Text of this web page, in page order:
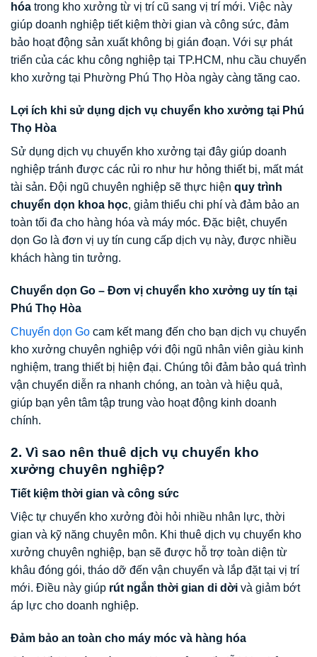
hóa trong kho xưởng từ vị trí cũ sang vị trí mới. Việc này
giúp doanh nghiệp tiết kiệm thời gian và công sức, đảm
bảo hoạt động sản xuất không bị gián đoạn. Với sự phát
triển của các khu công nghiệp tại TP.HCM, nhu cầu chuyển
kho xưởng tại Phường Phú Thọ Hòa ngày càng tăng cao.
Lợi ích khi sử dụng dịch vụ chuyển kho xưởng tại Phú
Thọ Hòa
Sử dụng dịch vụ chuyển kho xưởng tại đây giúp doanh
nghiệp tránh được các rủi ro như hư hỏng thiết bị, mất mát
tài sản. Đội ngũ chuyên nghiệp sẽ thực hiện quy trình
chuyển dọn khoa học, giảm thiểu chi phí và đảm bảo an
toàn tối đa cho hàng hóa và máy móc. Đặc biệt, chuyển
dọn Go là đơn vị uy tín cung cấp dịch vụ này, được nhiều
khách hàng tin tưởng.
Chuyển dọn Go – Đơn vị chuyển kho xưởng uy tín tại
Phú Thọ Hòa
Chuyển dọn Go cam kết mang đến cho bạn dịch vụ chuyển
kho xưởng chuyên nghiệp với đội ngũ nhân viên giàu kinh
nghiệm, trang thiết bị hiện đại. Chúng tôi đảm bảo quá trình
vận chuyển diễn ra nhanh chóng, an toàn và hiệu quả,
giúp bạn yên tâm tập trung vào hoạt động kinh doanh
chính.
2. Vì sao nên thuê dịch vụ chuyển kho
xưởng chuyên nghiệp?
Tiết kiệm thời gian và công sức
Việc tự chuyển kho xưởng đòi hỏi nhiều nhân lực, thời
gian và kỹ năng chuyên môn. Khi thuê dịch vụ chuyển kho
xưởng chuyên nghiệp, bạn sẽ được hỗ trợ toàn diện từ
khâu đóng gói, tháo dỡ đến vận chuyển và lắp đặt tại vị trí
mới. Điều này giúp rút ngắn thời gian di dời và giảm bớt
áp lực cho doanh nghiệp.
Đảm bảo an toàn cho máy móc và hàng hóa